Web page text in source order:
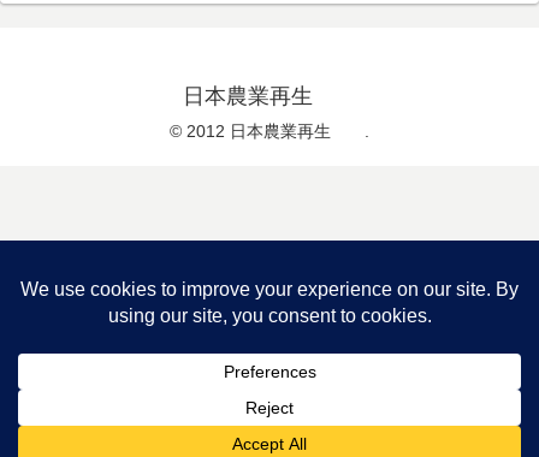
日本農業再生
© 2012 日本農業再生 .